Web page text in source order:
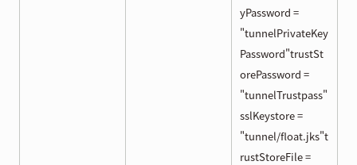
yPassword =
"tunnelPrivateKey
Password"trustSt
orePassword =
"tunnelTrustpass"
sslKeystore =
"tunnel/float.jks"t
rustStoreFile =